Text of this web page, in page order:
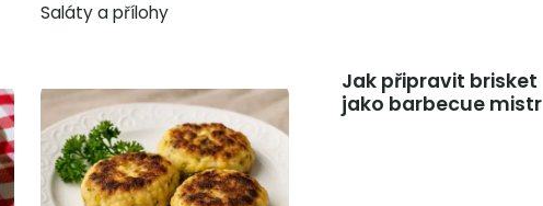
Saláty a přílohy
Jak připravit brisket
jako barbecue mistr